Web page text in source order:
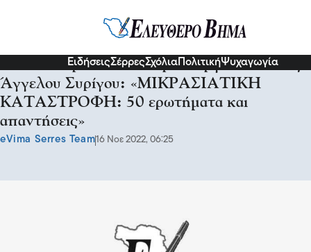
ΕιδήσειςΣέρρεςΣχόλια ΠολιτικήΨυχαγωγία
Με την παρουσία του Υφυπουργού Παιδείας
Άγγελου Συρίγου: «ΜΙΚΡΑΣΙΑΤΙΚΗ
ΚΑΤΑΣΤΡΟΦΗ: 50 ερωτήματα και
απαντήσεις»
eVima Serres Team16 Νοε 2022, 06:25